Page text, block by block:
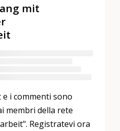
mit
i commenti sono
membri della rete
Registratevi ora